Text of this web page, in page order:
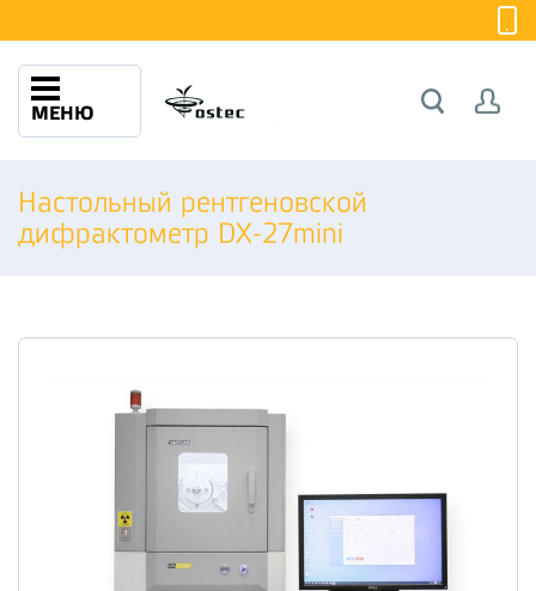
МЕНЮ
Настольный рентгеновской
дифрактометр DX-27mini